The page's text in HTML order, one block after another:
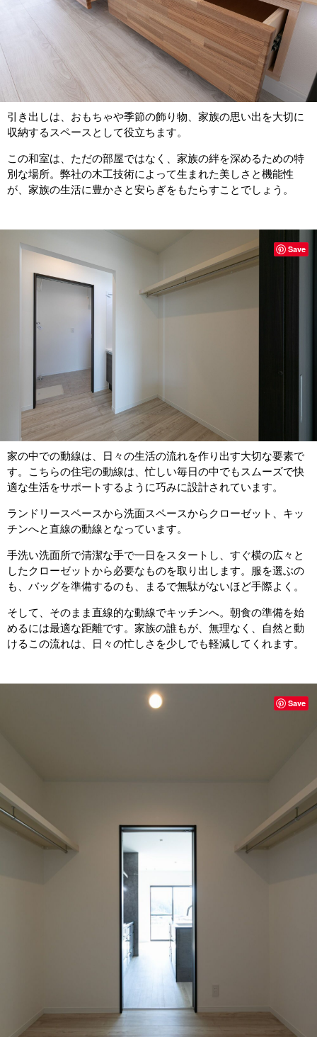
引き出しは、おもちゃや季節の飾り物、家族の思い出を大切に
収納するスペースとして役立ちます。
この和室は、ただの部屋ではなく、家族の絆を深めるための特
別な場所。弊社の木工技術によって生まれた美しさと機能性
が、家族の生活に豊かさと安らぎをもたらすことでしょう。
家の中での動線は、日々の生活の流れを作り出す大切な要素で
す。こちらの住宅の動線は、忙しい毎日の中でもスムーズで快
適な生活をサポートするように巧みに設計されています。
ランドリースペースから洗面スペースからクローゼット、キッ
チンへと直線の動線となっています。
手洗い洗面所で清潔な手で一日をスタートし、すぐ横の広々と
したクローゼットから必要なものを取り出します。服を選ぶの
も、バッグを準備するのも、まるで無駄がないほど手際よく。
そして、そのまま直線的な動線でキッチンへ。朝食の準備を始
めるには最適な距離です。家族の誰もが、無理なく、自然と動
けるこの流れは、日々の忙しさを少しでも軽減してくれます。
Save
Save